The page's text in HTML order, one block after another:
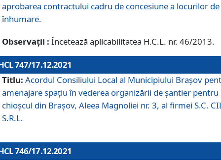
aprobarea contractului cadru de concesiune a locurilor de
înhumare.
Observații : Încetează aplicabilitatea H.C.L. nr. 46/2013.
747/17.12.2021
Titlu: Acordul Consiliului Local al Municipiului Braşov
amenajare spațiu în vederea organizării de șantier pentru
chioșcul din Brașov, Aleea Magnoliei nr. 3, al firmei S.C.
S.R.L.
746/17.12.2021